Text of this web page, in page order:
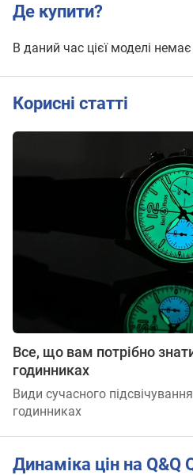
Де купити?
В даний час цієї моделі
Корисні статті
Все, що вам потрібно
годинниках
Види сучасного
годинниках
Динаміка цін на Q&Q